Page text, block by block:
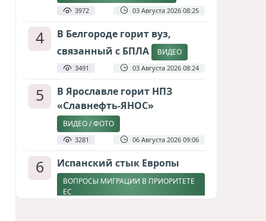
3972 03 Августа 2026 08:25
4
В Белгороде горит вуз,
связанный с БПЛА
ВИДЕО
3491 03 Августа 2026 08:24
5
В Ярославле горит НПЗ
«Славнефть-ЯНОС»
ВИДЕО / ФОТО
3281 06 Августа 2026 09:06
6 Испанский стык Европы
ВОПРОСЫ МИГРАЦИИ В ПРИОРИТЕТЕ
ЕС